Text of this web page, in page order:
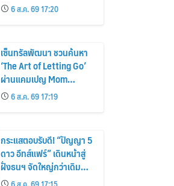
6 ส.ค. 69 17:20
เซ็นทรัลพัฒนา ชวนค้นหา
‘The Art of Letting Go’
ผ่านแคมเปญ Mom
Moments: Proud Mom.
Proud of My Mom.
6 ส.ค. 69 17:19
กระแสตอบรับดี! “ปัญญา 5
ดาว อีทส์แฟร์” เดินหน้าสู่
ฝั่งธนฯ จัดใหญ่กว่าเดิม
ร้านเด็ดเพิ่ม อิ่มฟิน 10 วัน